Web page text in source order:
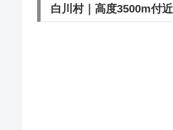
白川村｜高度3500m付近